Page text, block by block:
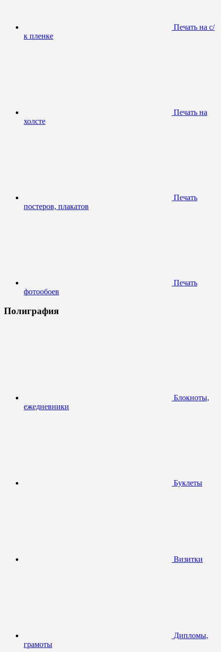
Печать на с/
к пленке
Печать на
холсте
Печать
постеров, плакатов
Печать
фотообоев
Полиграфия
Блокноты,
ежедневники
Буклеты
Визитки
Дипломы,
грамоты